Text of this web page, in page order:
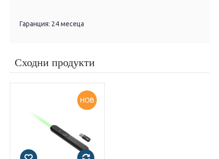
Гаранция: 24 месеца
Сходни продукти
НОВ